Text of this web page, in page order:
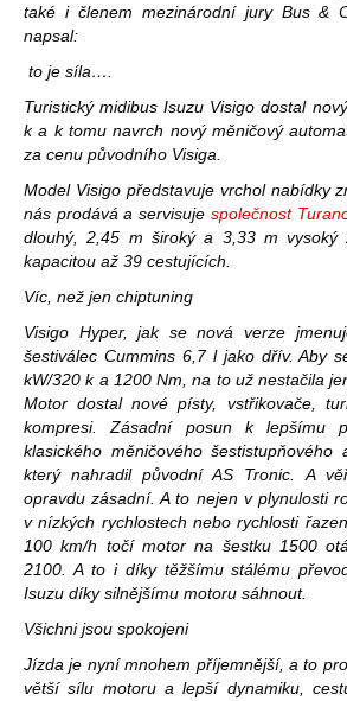
také i členem mezinárodní jury Bus &
napsal:
to je síla….
Turistický midibus Isuzu Visigo dostal
k a k tomu navrch nový měničový
za cenu původního Visiga.
Model Visigo představuje vrchol nabídky
nás prodává a servisuje společnost
dlouhý, 2,45 m široký a 3,33 m vysoký
kapacitou až 39 cestujících.
Víc, než jen chiptuning
Visigo Hyper, jak se nová verze
šestiválec Cummins 6,7 l jako dřív. Aby
kW/320 k a 1200 Nm, na to už nestačila
Motor dostal nové písty, vstřikovače,
kompresi. Zásadní posun k lepšímu
klasického měničového šestistupňového
který nahradil původní AS Tronic. A
opravdu zásadní. A to nejen v plynulosti
v nízkých rychlostech nebo rychlosti
100 km/h točí motor na šestku 1500
2100. A to i díky těžšímu stálému
Isuzu díky silnějšímu motoru sáhnout.
Všichni jsou spokojeni
Jízda je nyní mnohem příjemnější, a to
větší sílu motoru a lepší dynamiku,